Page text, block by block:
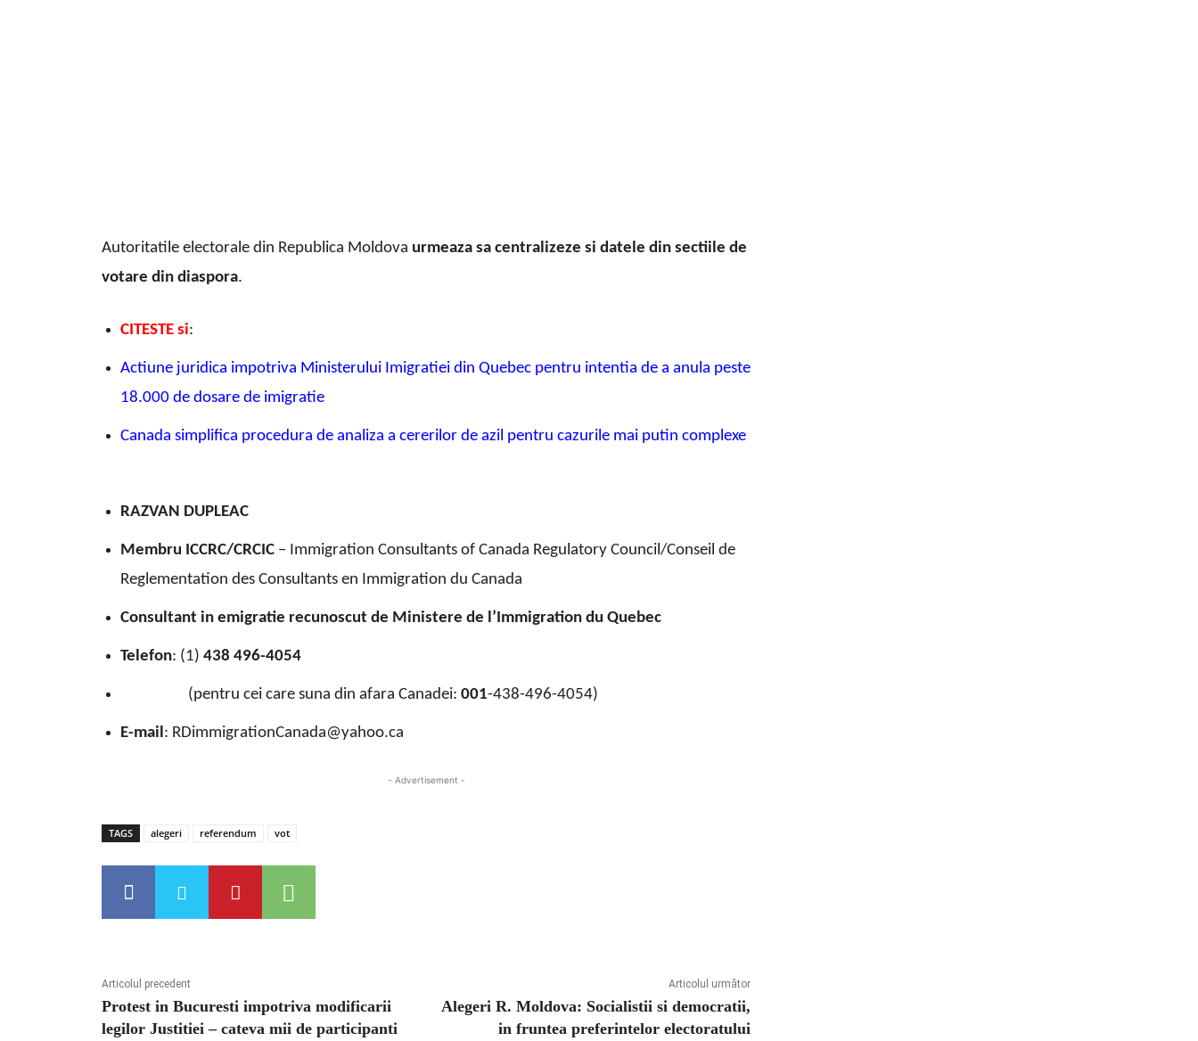
Autoritatile electorale din Republica Moldova urmeaza sa centralizeze si datele din sectiile de
votare din diaspora.
CITESTE si:
Actiune juridica impotriva Ministerului Imigratiei din Quebec pentru intentia de a anula peste
18.000 de dosare de imigratie
Canada simplifica procedura de analiza a cererilor de azil pentru cazurile mai putin complexe
RAZVAN DUPLEAC
Membru ICCRC/CRCIC – Immigration Consultants of Canada Regulatory Council/Conseil de
Reglementation des Consultants en Immigration du Canada
Consultant in emigratie recunoscut de Ministere de l’Immigration du Quebec
Telefon: (1) 438 496-4054
(pentru cei care suna din afara Canadei: 001-438-496-4054)
E-mail: RDimmigrationCanada@yahoo.ca
- Advertisement -
TAGS alegeri referendum vot
Articolul precedent
Protest in Bucuresti impotriva modificarii
legilor Justitiei – cateva mii de participanti
Articolul următor
Alegeri R. Moldova: Socialistii si democratii,
in fruntea preferintelor electoratului